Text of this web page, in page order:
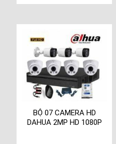
BỘ 07 CAMERA HD
DAHUA 2MP HD 1080P